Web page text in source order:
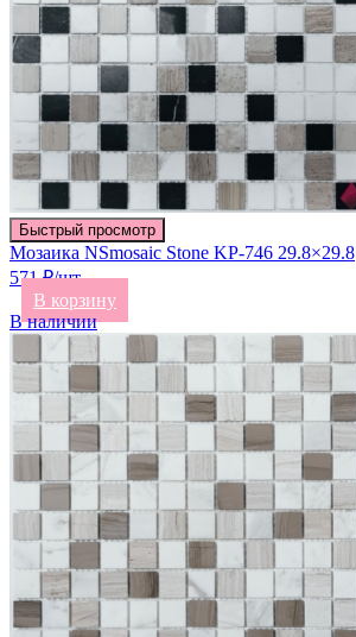
Быстрый просмотр
Мозаика NSmosaic Stone KP-746 29.8×29.8
571 ₽/шт
В корзину
В наличии